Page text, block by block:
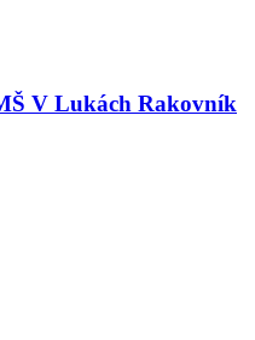
V Lukách Rakovník